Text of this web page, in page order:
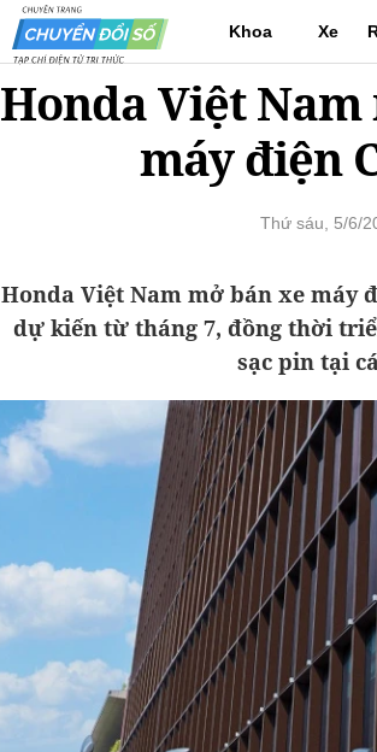
Khoa
học
Xe
Honda Việt
máy điện
Thứ sáu, 5/6/
Honda Việt Nam mở bán xe máy
dự kiến từ tháng 7, đồng thời
sạc pin tại